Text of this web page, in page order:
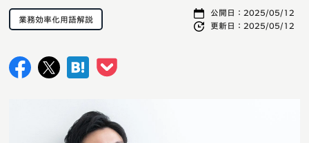
公開日： 2025/05/12
更新日： 2025/05/12
業務効率化用語解説